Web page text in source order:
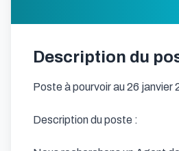
Description du
Poste à pourvoir au 26 janvier
Description du poste :